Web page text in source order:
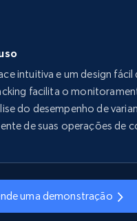
- Collects products
Sku, Currency, Gtin,
urls, Top reviews, and
876+ Comece
intuitiva e um design fácil
facilita o
do desempenho de
de suas operações de
uma demonstração